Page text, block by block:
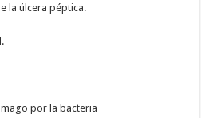
la úlcera péptica.
por la bacteria